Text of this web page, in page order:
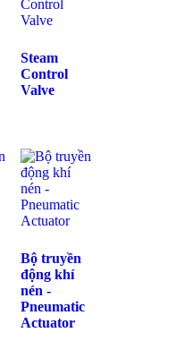
Steam
Control
Valve
Bộ truyền
động khí
nén -
Pneumatic
Actuator